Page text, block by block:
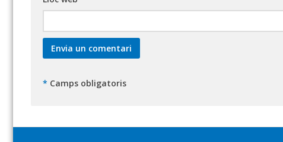
* Camps obligatoris